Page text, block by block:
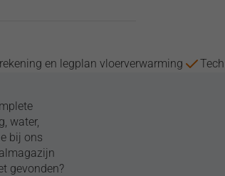
en legplan vloerverwarming
water,
bij ons
gevonden?